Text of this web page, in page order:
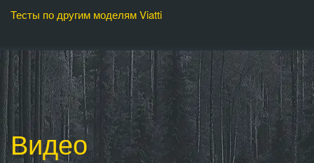
Тесты по другим моделям Viatti
Видео